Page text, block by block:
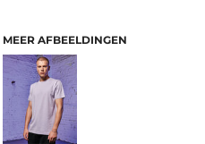
MEER AFBEELDINGEN